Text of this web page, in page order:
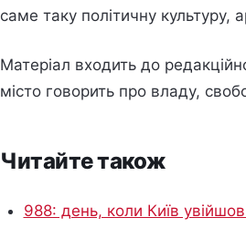
саме таку політичну культуру,
Матеріал входить до
місто говорить про владу,
Читайте також
988: день, коли Київ